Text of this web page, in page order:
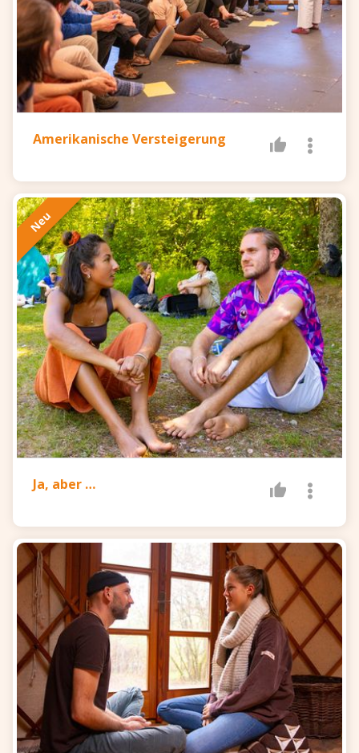
Amerikanische Versteigerung
Neu
Ja, aber …